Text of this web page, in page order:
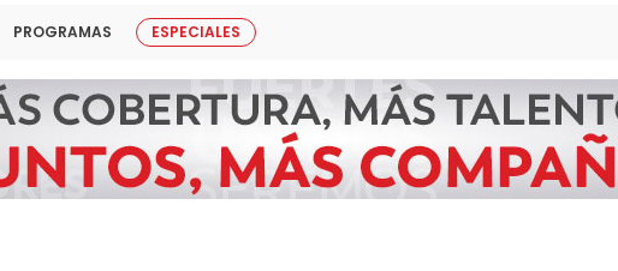
PROGRAMAS ESPECIALES